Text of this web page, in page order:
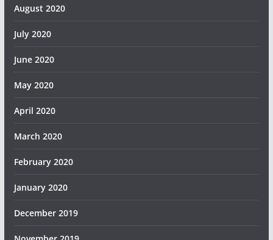
August 2020
July 2020
June 2020
May 2020
April 2020
March 2020
February 2020
January 2020
December 2019